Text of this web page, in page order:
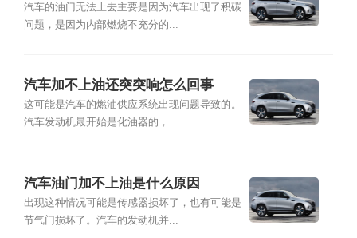
汽车的油门无法上去主要是因为汽车出现了积碳
问题，是因为内部燃烧不充分的...
汽车加不上油还突突响怎么回事
这可能是汽车的燃油供应系统出现问题导致的。
汽车发动机最开始是化油器的，...
汽车油门加不上油是什么原因
出现这种情况可能是传感器损坏了，也有可能是
节气门损坏了。汽车的发动机并...